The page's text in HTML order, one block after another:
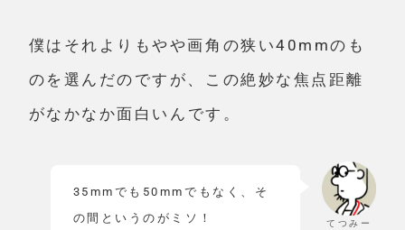
僕はそれよりもやや画角の狭い40mmのも
のを選んだのですが、 この絶妙な焦点距離
がなかなか面白い んです。
てつみー
35mmでも50mmでもなく、そ
の間というのがミソ！